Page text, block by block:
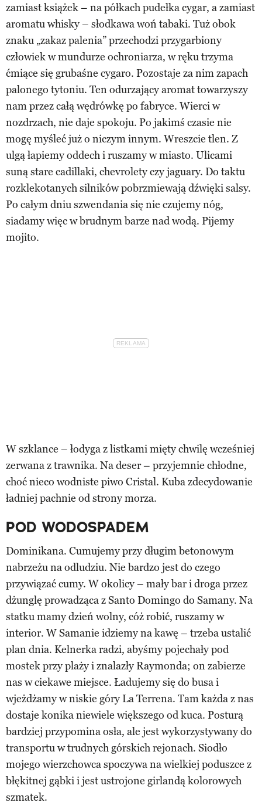
zamiast książek – na półkach pudełka cygar, a zamiast
aromatu whisky – słodkawa woń tabaki. Tuż obok
znaku „zakaz palenia” przechodzi przygarbiony
człowiek w mundurze ochroniarza, w ręku trzyma
ćmiące się grubaśne cygaro. Pozostaje za nim zapach
palonego tytoniu. Ten odurzający aromat towarzyszy
nam przez całą wędrówkę po fabryce. Wierci w
nozdrzach, nie daje spokoju. Po jakimś czasie nie
mogę myśleć już o niczym innym. Wreszcie tlen. Z
ulgą łapiemy oddech i ruszamy w miasto. Ulicami
suną stare cadillaki, chevrolety czy jaguary. Do taktu
rozklekotanych silników pobrzmiewają dźwięki salsy.
Po całym dniu szwendania się nie czujemy nóg,
siadamy więc w brudnym barze nad wodą. Pijemy
mojito.
W szklance – łodyga z listkami mięty chwilę wcześniej
zerwana z trawnika. Na deser – przyjemnie chłodne,
choć nieco wodniste piwo Cristal. Kuba zdecydowanie
ładniej pachnie od strony morza.
POD WODOSPADEM
Dominikana. Cumujemy przy długim betonowym
nabrzeżu na odludziu. Nie bardzo jest do czego
przywiązać cumy. W okolicy – mały bar i droga przez
dżunglę prowadząca z Santo Domingo do Samany. Na
statku mamy dzień wolny, cóż robić, ruszamy w
interior. W Samanie idziemy na kawę – trzeba ustalić
plan dnia. Kelnerka radzi, abyśmy pojechały pod
mostek przy plaży i znalazły Raymonda; on zabierze
nas w ciekawe miejsce. Ładujemy się do busa i
wjeżdżamy w niskie góry La Terrena. Tam każda z nas
dostaje konika niewiele większego od kuca. Posturą
bardziej przypomina osła, ale jest wykorzystywany do
transportu w trudnych górskich rejonach. Siodło
mojego wierzchowca spoczywa na wielkiej poduszce z
błękitnej gąbki i jest ustrojone girlandą kolorowych
szmatek.